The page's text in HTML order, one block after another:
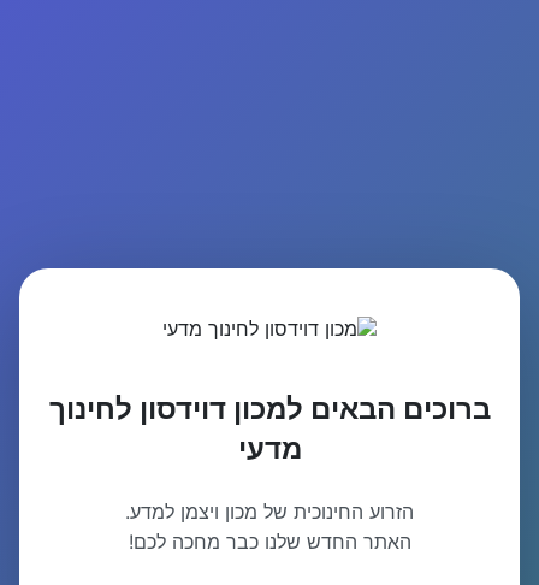
ברוכים הבאים למכון דוידסון לחינוך
מדעי
הזרוע החינוכית של מכון ויצמן למדע.
האתר החדש שלנו כבר מחכה לכם!